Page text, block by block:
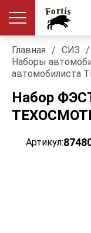
Главная / СИЗ /
Наборы
автомобилиста
Набор
Артикул: